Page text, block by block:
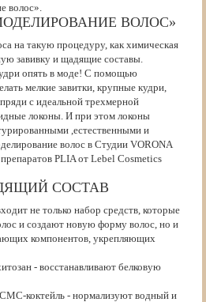
волос».
ВОЛОС»
на такую процедуру, как химическая
завивку и щадящие составы.
опять в моде! С помощью
мелкие завитки, крупные кудри,
с идеальной трехмерной
локоны. И при этом локоны
,естественными и
волос в Студии VORONA
PLIA от Lebel Cosmetics
СОСТАВ
не только набор средств, которые
и создают новую форму волос, но и
компонентов, укрепляющих
- восстанавливают белковую
коктейль - нормализуют водный и